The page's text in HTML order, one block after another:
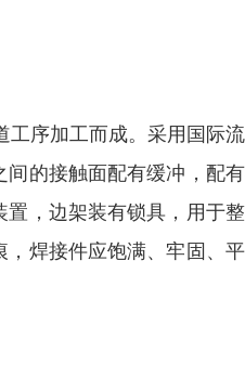
序加工而成。采用国际
的接触面配有缓冲，配
，边架装有锁具，用于
焊接件应饱满、牢固、